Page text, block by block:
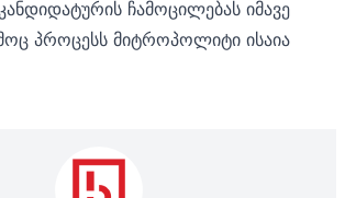
ჩამოცილებას იმავე
პროცესს მიტროპოლიტი ისაია